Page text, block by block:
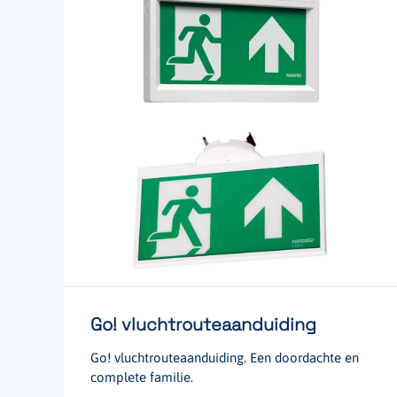
Go! vluchtrouteaanduiding
Go! vluchtrouteaanduiding. Een doordachte en
complete familie.